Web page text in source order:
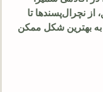
نچرال‌پسندها تا
بهترین شکل ممکن